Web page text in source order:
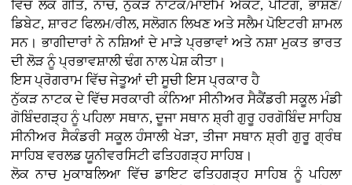
ਵਿੱਚ ਲੋਕ ਗੀਤ, ਨਾਚ, ਨੁੱਕੜ ਨਾਟਕ/ਮਾਈਮ ਐਕਟ, ਪੇਂਟਿੰਗ, ਭਾਸ਼ਣ/
ਡਿਬੇਟ, ਸ਼ਾਰਟ ਫਿਲਮ/ਰੀਲ, ਸਲੋਗਨ ਲਿਖਣ ਅਤੇ ਸਲੈਮ ਪੋਇਟਰੀ ਸ਼ਾਮਲ
ਸਨ। ਭਾਗੀਦਾਰਾਂ ਨੇ ਨਸ਼ਿਆਂ ਦੇ ਮਾੜੇ ਪ੍ਰਭਾਵਾਂ ਅਤੇ ਨਸ਼ਾ ਮੁਕਤ ਭਾਰਤ
ਦੀ ਲੋੜ ਨੂੰ ਪ੍ਰਭਾਵਸ਼ਾਲੀ ਢੰਗ ਨਾਲ ਪੇਸ਼ ਕੀਤਾ।
ਇਸ ਪ੍ਰੋਗਰਾਮ ਵਿੱਚ ਜੇਤੂਆਂ ਦੀ ਸੂਚੀ ਇਸ ਪ੍ਰਕਾਰ ਹੈ
ਨੁੱਕੜ ਨਾਟਕ ਦੇ ਵਿੱਚ ਸਰਕਾਰੀ ਕੰਨਿਆ ਸੀਨੀਅਰ ਸੈਕੈਂਡਰੀ ਸਕੂਲ ਮੰਡੀ
ਗੋਬਿੰਦਗੜ੍ਹ ਨੂੰ ਪਹਿਲਾ ਸਥਾਨ, ਦੂਜਾ ਸਥਾਨ ਸ਼੍ਰੀ ਗੁਰੂ ਹਰਗੋਬਿੰਦ ਸਾਹਿਬ
ਸੀਨੀਅਰ ਸੈਕੰਡਰੀ ਸਕੂਲ ਹੰਸਾਲੀ ਖੇੜਾ, ਤੀਜਾ ਸਥਾਨ ਸ਼੍ਰੀ ਗੁਰੂ ਗ੍ਰੰਥ
ਸਾਹਿਬ ਵਰਲਡ ਯੂਨੀਵਰਸਿਟੀ ਫਤਿਹਗੜ੍ਹ ਸਾਹਿਬ।
ਲੋਕ ਨਾਚ ਮੁਕਾਬਲਿਆ ਵਿੱਚ ਡਾਇਟ ਫਤਿਹਗੜ੍ਹ ਸਾਹਿਬ ਨੂੰ ਪਹਿਲਾ